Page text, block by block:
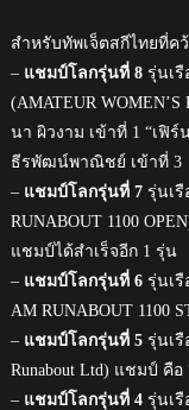
สำหรับทัพเจ็ตสกีไทยที่
– แชมป์โลกรุ่นที่ 8รุ่นเรื
(AMATEUR
นา ผิวงาม เข้าที่ 1 “เฟิ
ธีรพัฒน์พาณิชย์ เข้าที่ 3
– แชมป์โลกรุ่นที่ 7รุ่นเรื
RUNABOUT 1100
แชมป์ได้สำเร็จอีก 1 รุ่น
– แชมป์โลกรุ่นที่ 6รุ่นเรื
AM RUNABOUT 1100
– แชมป์โลกรุ่นที่ 5รุ่นเรื
Runabout Ltd) แชมป์
– แชมป์โลกรุ่นที่ 4รุ่นเรื